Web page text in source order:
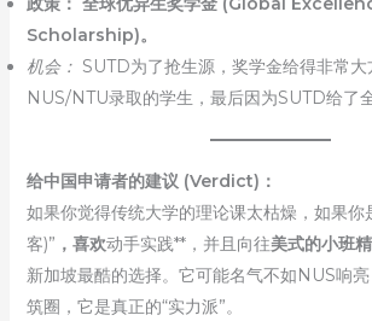
Scholarship)。
机会： SUTD为了抢生源，奖学金给得非常大
NUS/NTU录取的学生，最后因为SUTD给了
给中国申请者的建议 (Verdict)：
如果你觉得传统大学的理论课太枯燥，如果
客)” ，喜欢动手实践**，并且向往美式的小班
新加坡最酷的选择。它可能名气不如NUS响
筑圈，它是真正的“实力派”。